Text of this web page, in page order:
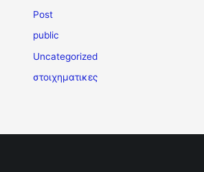
Post
public
Uncategorized
στοιχηματικες